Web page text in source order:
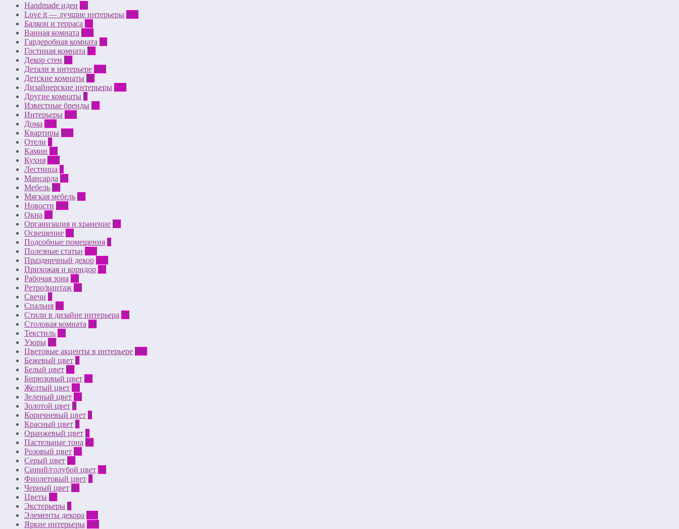
Handmade идеи 31
Love it — лучшие интерьеры 167
Балкон и терраса 47
Ванная комната 130
Гардеробная комната 11
Гостиная комната 57
Декор стен 93
Детали в интерьере 105
Детские комнаты 80
Дизайнерские интерьеры 277
Другие комнаты 9
Известные бренды 37
Интерьеры 649
Дома 340
Квартиры 289
Отели 7
Камин 15
Кухня 135
Лестница 7
Мансарда 10
Мебель 94
Мягкая мебель 23
Новости 168
Окна 31
Организация и хранение 52
Освещение 20
Подсобные помещения 9
Полезные статьи 215
Праздничный декор 125
Прихожая и коридор 15
Рабочая зона 49
Ретро/винтаж 28
Свечи 5
Спальня 94
Стили в дизайне интерьера 79
Столовая комната 14
Текстиль 32
Узоры 28
Цветовые акценты в интерьере 308
Бежевый цвет 8
Белый цвет 70
Бирюзовый цвет 18
Желтый цвет 12
Зеленый цвет 23
Золотой цвет 4
Коричневый цвет 9
Красный цвет 9
Оранжевый цвет 2
Пастельные тона 32
Розовый цвет 17
Серый цвет 18
Синий/голубой цвет 46
Фиолетовый цвет 5
Черный цвет 42
Цветы 23
Экстерьеры 9
Элементы декора 115
Яркие интерьеры 108